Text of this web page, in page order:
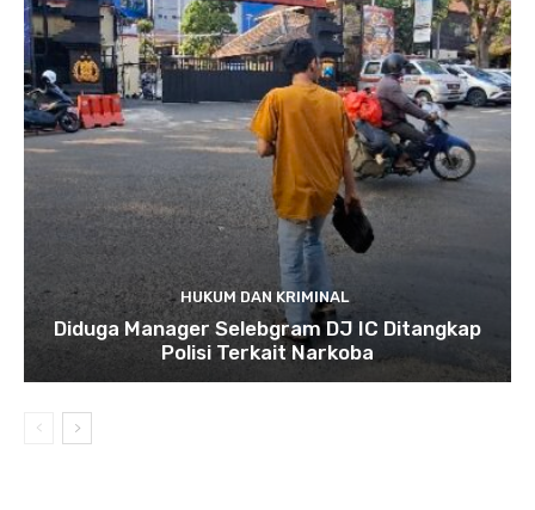
HUKUM DAN KRIMINAL
Diduga Manager Selebgram DJ IC Ditangkap
Polisi Terkait Narkoba